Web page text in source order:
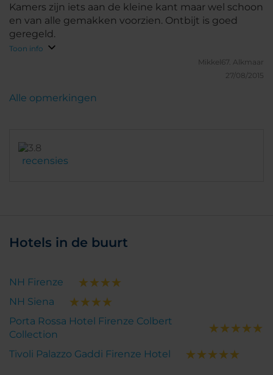
Kamers zijn iets aan de kleine kant maar wel schoon
en van alle gemakken voorzien. Ontbijt is goed
geregeld.
Toon info
Mikkel67. Alkmaar
27/08/2015
recensies
Alle opmerkingen
Hotels in de buurt
NH Firenze
NH Siena
Porta Rossa Hotel Firenze Colbert
Collection
Tivoli Palazzo Gaddi Firenze Hotel